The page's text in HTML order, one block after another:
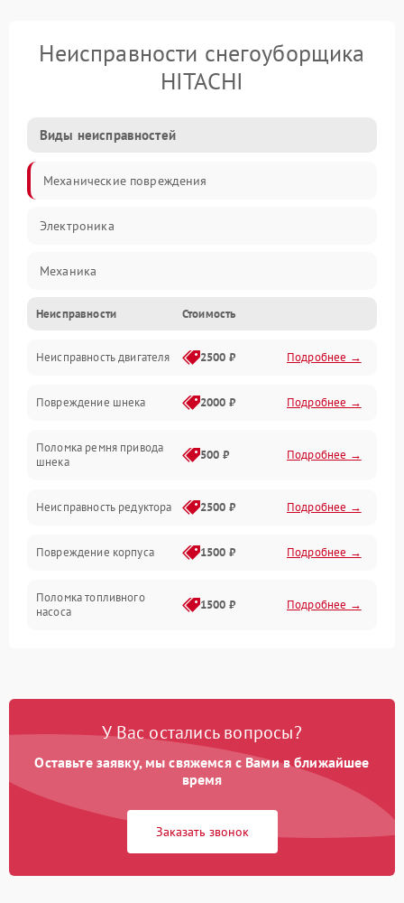
Неисправности снегоуборщика
HITACHI
Виды неисправностей
Механические повреждения
Электроника
Механика
Трансмиссия
Электропитание
Двигатель
Неисправности Стоимость
Неисправность двигателя 2500 ₽ Подробнее →
Повреждение шнека 2000 ₽ Подробнее →
Поломка ремня привода
шнека
500 ₽ Подробнее →
Неисправность редуктора 2500 ₽ Подробнее →
Повреждение корпуса 1500 ₽ Подробнее →
Поломка топливного
насоса
1500 ₽ Подробнее →
карбюратора
Подробнее →
фильтра
300 ₽ Подробнее →
Неисправность системы
Подробнее →
У Вас остались вопросы?
Оставьте заявку, мы свяжемся с Вами в ближайшее
время
Заказать звонок